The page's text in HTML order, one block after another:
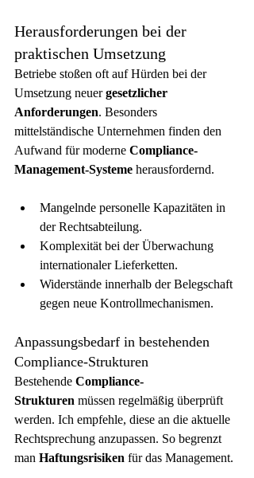
Herausforderungen bei der
praktischen Umsetzung
Betriebe stoßen oft auf Hürden bei der
Umsetzung neuer gesetzlicher
Anforderungen. Besonders
mittelständische Unternehmen finden den
Aufwand für moderne Compliance-
Management-Systeme herausfordernd.
Mangelnde personelle Kapazitäten in
der Rechtsabteilung.
Komplexität bei der Überwachung
internationaler Lieferketten.
Widerstände innerhalb der Belegschaft
gegen neue Kontrollmechanismen.
Anpassungsbedarf in bestehenden
Compliance-Strukturen
Bestehende Compliance-
Strukturen müssen regelmäßig überprüft
werden. Ich empfehle, diese an die aktuelle
Rechtsprechung anzupassen. So begrenzt
man Haftungsrisiken für das Management.